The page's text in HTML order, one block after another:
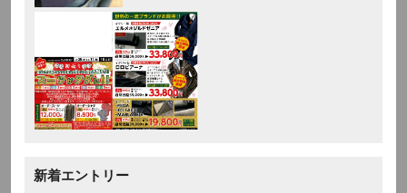
新着エントリー